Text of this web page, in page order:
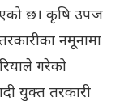
छ। कृषि उपज
नमूनामा
गरेको
युक्त तरकारी